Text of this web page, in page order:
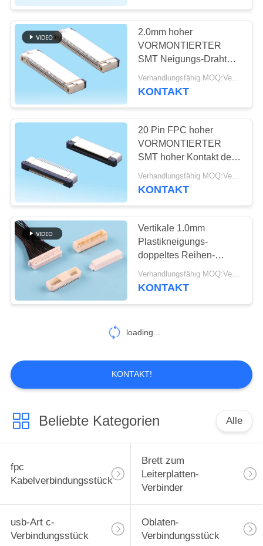
2.0mm hoher
VORMONTIERTER
SMT Neigungs-Draht
des PWB-Energie-
Verbindungsstück-
KONTAKT
20 Pin FPC hoher
VORMONTIERTER
SMT hoher Kontakt des
Kabel-
Verbindungsstück-
Verhandlungsfähig MOQ:Verhandelbar
KONTAKT
Vertikale 1.0mm
Plastikneigungs-
doppeltes Reihen-
Oblaten-
Verbindungsstück
Verhandlungsfähig MOQ:Verkäuflich
KONTAKT
loading...
KONTAKT!
Beliebte Kategorien Alle
fpc
Kabelverbindungsstück
Brett zum
Leiterplatten-
Verbinder
usb-Art c-
Verbindungsstück
Oblaten-
Verbindungsstück